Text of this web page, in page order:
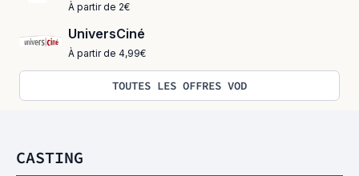
À partir de 2€
UniversCiné
À partir de 4,99€
TOUTES LES OFFRES VOD
CASTING